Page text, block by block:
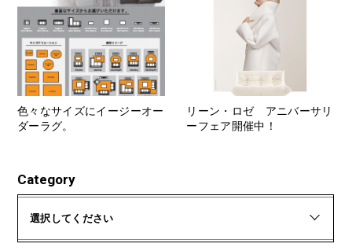
色々なサイズにイージーオー
ダーラグ。
リーン・ロゼ アニバーサリ
ーフェア開催中！
Category
選択してください